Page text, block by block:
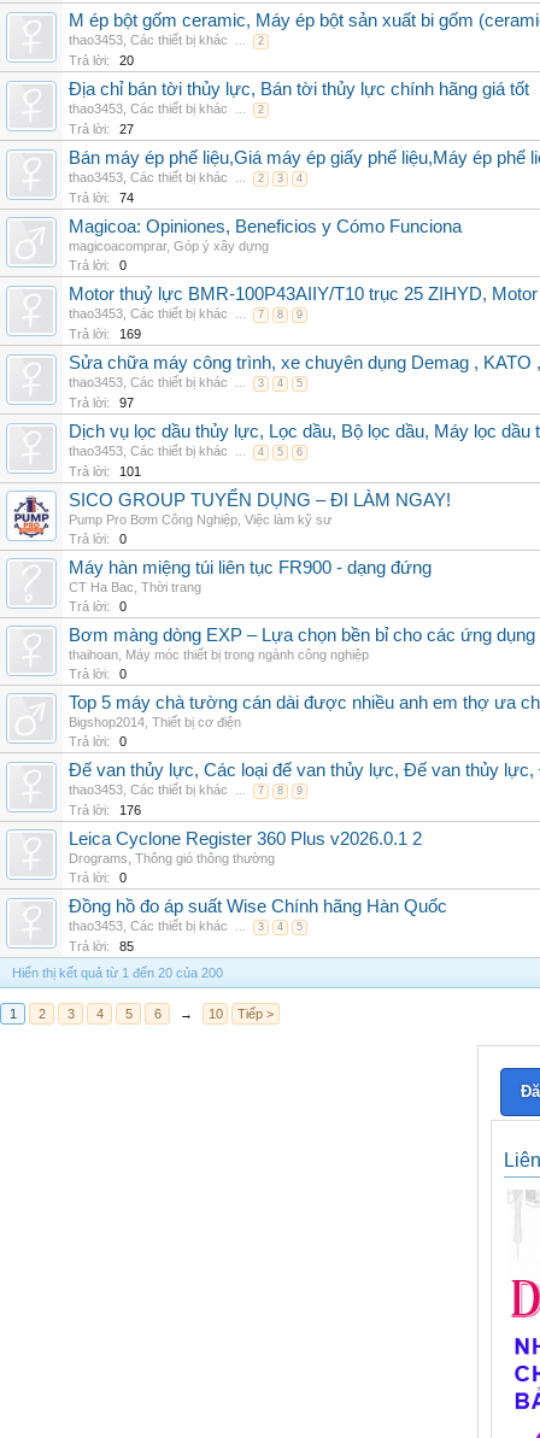
M ép bột gốm ceramic, Máy ép bột sản xuất bi gốm
thao3453 Các thiết bị khác ... 2
Trả lời: 20
Địa chỉ bán tời thủy lực, Bán tời thủy lực chính hãng giá tốt
thao3453 Các thiết bị khác ... 2
Trả lời: 27
Bán máy ép phế liệu,Giá máy ép giấy phế liệu,Máy ép phế
thao3453 Các thiết bị khác ... 2 3 4
Trả lời: 74
Magicoa: Opiniones, Beneficios y Cómo Funciona
magicoacomprar, Góp ý xây dựng
Trả lời:
0
Motor thuỷ lực BMR-100P43AIIY/T10 trục 25 ZIHYD,
thao3453 Các thiết bị khác ... 7 8 9
Trả lời: 169
Sửa chữa máy công trình, xe chuyên dụng Demag , KATO
thao3453 Các thiết bị khác ... 3 4 5
Trả lời: 97
Dịch vụ lọc dầu thủy lực, Lọc dầu, Bộ lọc dầu, Máy lọc
thao3453 Các thiết bị khác ... 4 5 6
Trả lời: 101
SICO GROUP TUYỂN DỤNG – ĐI LÀM NGAY!
Pump Pro Bơm Công Nghiệp Việc làm kỹ sư
Trả lời:
0
Máy hàn miệng túi liên tục FR900 - dạng đứng
CT Ha Bac Thời trang
Trả lời:
0
Bơm màng dòng EXP – Lựa chọn bền bỉ cho các ứng
thaihoan Máy móc thiết bị trong ngành công nghiệp
Trả lời:
0
Top 5 máy chà tường cán dài được nhiều anh em thợ ưa
Bigshop2014 Thiết bị cơ điện
Trả lời:
0
Đế van thủy lực, Các loại đế van thủy lực, Đế van thủy
thao3453 Các thiết bị khác ... 7 8 9
Trả lời: 176
Leica Cyclone Register 360 Plus v2026.0.1 2
Drograms Thông gió thông thường
Trả lời:
0
Đồng hồ đo áp suất Wise Chính hãng Hàn Quốc
thao3453 Các thiết bị khác ... 3 4 5
Trả lời:
85
Hiển thị kết quả từ 1 đến 20 của 200
1 2 3 4 5 6 → 10 Tiếp >